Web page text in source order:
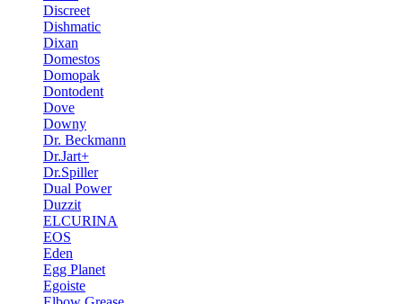
Discreet
Dishmatic
Dixan
Domestos
Domopak
Dontodent
Dove
Downy
Dr. Beckmann
Dr.Jart+
Dr.Spiller
Dual Power
Duzzit
ELCURINA
EOS
Eden
Egg Planet
Egoiste